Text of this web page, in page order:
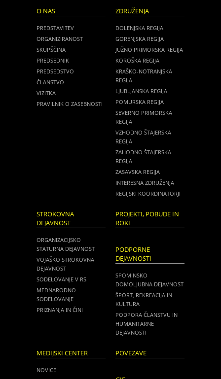
O NAS
PREDSTAVITEV
ORGANIZIRANOST
SKUPŠČINA
PREDSEDNIK
PREDSEDSTVO
ČLANSTVO
VIZITKA
PRAVILNIK O ZASEBNOSTI
ZDRUŽENJA
DOLENJSKA REGIJA
GORENJSKA REGIJA
JUŽNO PRIMORSKA REGIJA
KOROŠKA REGIJA
KRAŠKO-NOTRANJSKA
REGIJA
LJUBLJANSKA REGIJA
POMURSKA REGIJA
SEVERNO PRIMORSKA
REGIJA
VZHODNO ŠTAJERSKA
REGIJA
ZAHODNO ŠTAJERSKA
REGIJA
ZASAVSKA REGIJA
INTERESNA ZDRUŽENJA
REGIJSKI KOORDINATORJI
STROKOVNA
DEJAVNOST
ORGANIZACIJSKO
STATURNA DEJAVNOST
VOJAŠKO STROKOVNA
DEJAVNOST
SODELOVANJE V RS
MEDNARODNO
SODELOVANJE
PRIZNANJA IN ČINI
PROJEKTI, POBUDE IN
ROKI
PODPORNE
DEJAVNOSTI
SPOMINSKO
DOMOLJUBNA DEJAVNOST
ŠPORT, REKREACIJA IN
KULTURA
PODPORA ČLANSTVU IN
HUMANITARNE
DEJAVNOSTI
MEDIJSKI CENTER
NOVICE
POVEZAVE